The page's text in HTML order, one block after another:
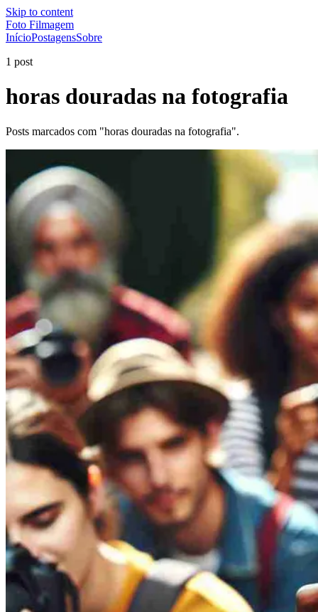
Skip to content
Foto Filmagem
InícioPostagensSobre
1 post
horas douradas na fotografia
Posts marcados com "horas douradas na fotografia".